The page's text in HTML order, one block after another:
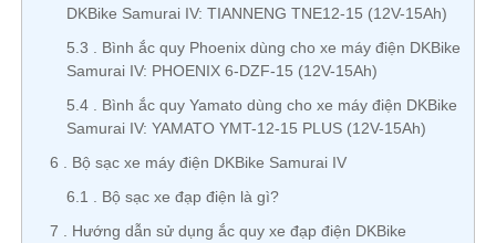
DKBike Samurai IV: TIANNENG TNE12-15 (12V-15Ah)
5.3
Bình ắc quy Phoenix dùng cho xe máy điện DKBike
Samurai IV: PHOENIX 6-DZF-15 (12V-15Ah)
5.4
Bình ắc quy Yamato dùng cho xe máy điện DKBike
Samurai IV: YAMATO YMT-12-15 PLUS (12V-15Ah)
6
Bộ sạc xe máy điện DKBike Samurai IV
6.1
Bộ sạc xe đạp điện là gì?
7
Hướng dẫn sử dụng ắc quy xe đạp điện DKBike